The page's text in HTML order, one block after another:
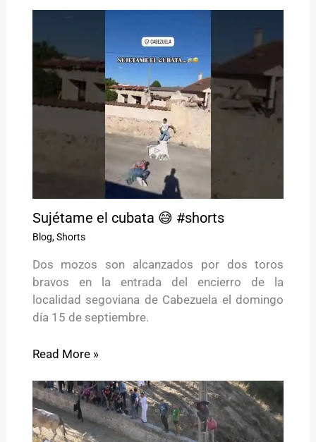
Sujétame el cubata 😅 #shorts
Blog,Shorts
Dos mozos son alcanzados por dos toros
bravos en la entrada del encierro de la
localidad segoviana de Cabezuela el domingo
día 15 de septiembre.
Read More »